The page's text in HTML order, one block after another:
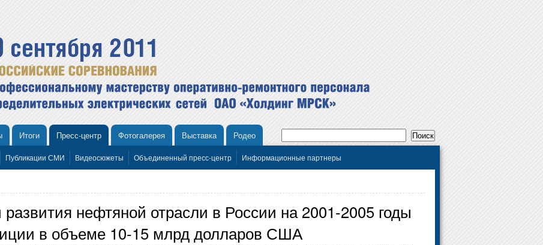
Итоги Пресс-центр Фотогалерея Выставка Родео
Публикации СМИ Видеосюжеты Объединенный пресс-центр Информационные партнеры
нефтяной отрасли в России на 2001-2005 годы
в объеме 10-15 млрд долларов США